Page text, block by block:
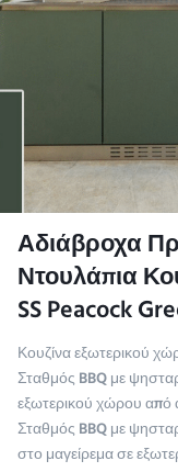
Αδιάβροχα
Ντουλάπια
SS Peacock
Κουζίνα εξωτερικού
Σταθμός BBQ με
εξωτερικού χώρου από
Σταθμός BBQ με
στο μαγείρεμα σε